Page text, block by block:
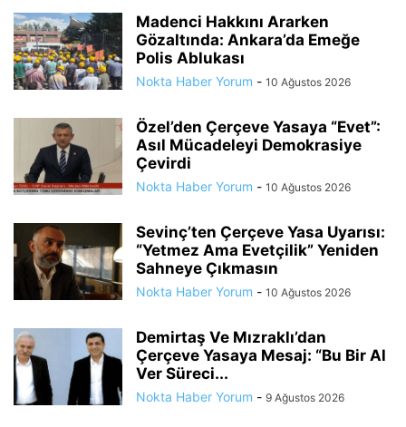
Madenci Hakkını Ararken
Gözaltında: Ankara’da Emeğe
Polis Ablukası
Nokta Haber Yorum - 10 Ağustos 2026
Özel’den Çerçeve Yasaya “Evet”:
Asıl Mücadeleyi Demokrasiye
Çevirdi
Nokta Haber Yorum - 10 Ağustos 2026
Sevinç’ten Çerçeve Yasa Uyarısı:
“Yetmez Ama Evetçilik” Yeniden
Sahneye Çıkmasın
Nokta Haber Yorum - 10 Ağustos 2026
Demirtaş Ve Mızraklı’dan
Çerçeve Yasaya Mesaj: “Bu Bir Al
Ver Süreci...
Nokta Haber Yorum - 9 Ağustos 2026